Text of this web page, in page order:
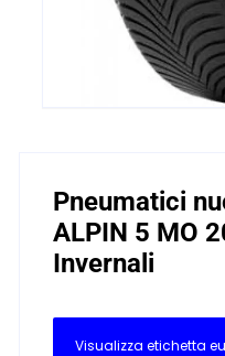
Pneumatici
ALPIN 5 MO
Invernali
Visualizza etichetta